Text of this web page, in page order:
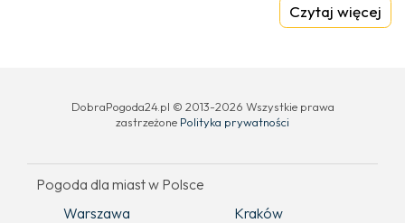
Czytaj więcej
DobraPogoda24.pl © 2013-2026 Wszystkie prawa
zastrzeżone Polityka prywatności
Pogoda dla miast w Polsce
Warszawa
Kraków